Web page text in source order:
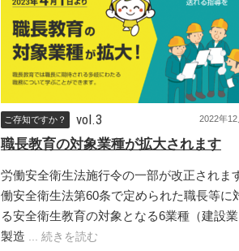
ご存知ですか？ vol.3 2022年12
職長教育の対象業種が拡大されます
労働安全衛生法施行令の一部が改正されま
働安全衛生法第60条で定められた職長等に
る安全衛生教育の対象となる6業種（建設業
製造 ... 続きを読む